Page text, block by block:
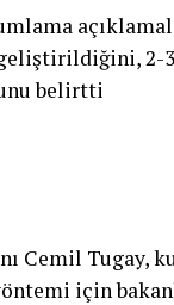
2-3
belirtti
Cemil Tugay,
için